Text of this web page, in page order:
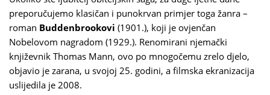
preporučujemo klasičan i punokrvan primjer toga žanra –
roman Buddenbrookovi (1901.), koji je ovjenčan
Nobelovom nagradom (1929.). Renomirani njemački
književnik Thomas Mann, ovo po mnogočemu zrelo djelo,
objavio je zarana, u svojoj 25. godini, a filmska ekranizacija
uslijedila je 2008.